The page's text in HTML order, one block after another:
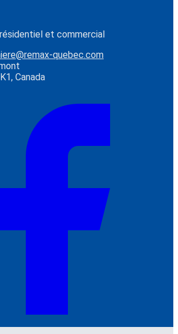
et commercial
quebec.com
Canada